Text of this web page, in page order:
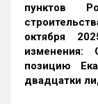
пунктов
октября
изменения:
позицию
двадцатки